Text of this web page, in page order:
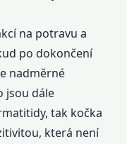
na potravu a
po dokončení
nadměrné
jsou dále
tak kočka
která není